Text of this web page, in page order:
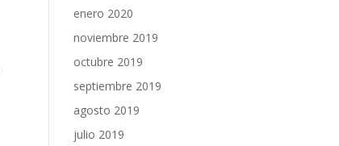
enero 2020
noviembre 2019
octubre 2019
septiembre 2019
agosto 2019
julio 2019